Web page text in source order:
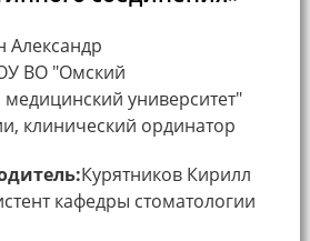
ВО "Омский
медицинский университет"
клинический ординатор
Курятников Кирилл
кафедры стоматологии